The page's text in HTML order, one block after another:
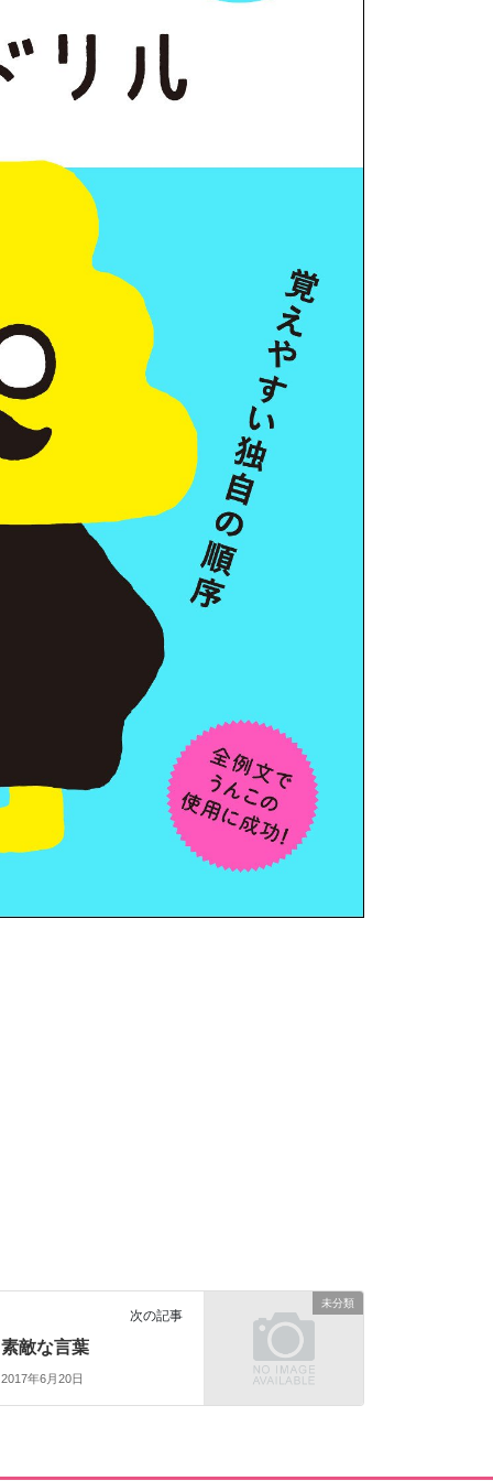
未分類
次の記事
素敵な言葉
2017年6月20日